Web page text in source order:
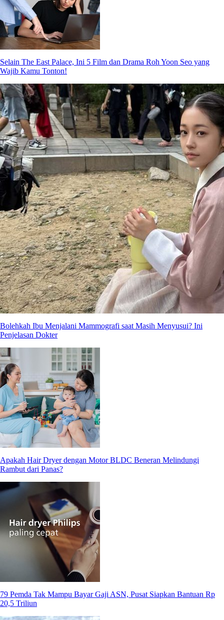
Selain The East Palace, Ini 5 Film dan Drama Roh Yoon Seo yang
Wajib Kamu Tonton!
Bolehkah Ibu Menjalani Mammografi saat Masih Menyusui? Ini
Penjelasan Dokter
Apakah Hair Dryer dengan Motor BLDC Beneran Melindungi
Rambut dari Panas?
79 Pemda Tak Mampu Bayar Gaji ASN, Pusat Siapkan Bantuan Rp
20,5 Triliun